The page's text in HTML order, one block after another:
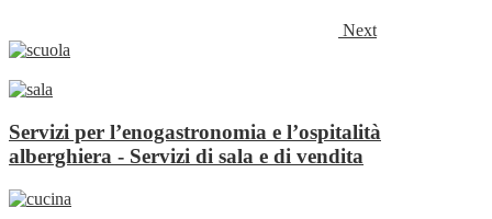
Next
Servizi per l’enogastronomia e l’ospitalità
alberghiera - Servizi di sala e di vendita